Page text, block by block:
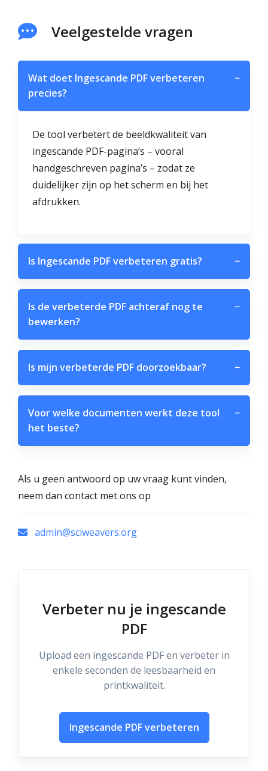
Veelgestelde vragen
Wat doet Ingescande PDF verbeteren
precies?
−
De tool verbetert de beeldkwaliteit van
ingescande PDF-pagina’s – vooral
handgeschreven pagina’s – zodat ze
duidelijker zijn op het scherm en bij het
afdrukken.
Is Ingescande PDF verbeteren gratis? −
Is de verbeterde PDF achteraf nog te
bewerken?
−
Is mijn verbeterde PDF doorzoekbaar? −
Voor welke documenten werkt deze tool
het beste?
−
Als u geen antwoord op uw vraag kunt vinden,
neem dan contact met ons op
admin@sciweavers.org
Verbeter nu je ingescande
PDF
Upload een ingescande PDF en verbeter in
enkele seconden de leesbaarheid en
printkwaliteit.
Ingescande PDF verbeteren